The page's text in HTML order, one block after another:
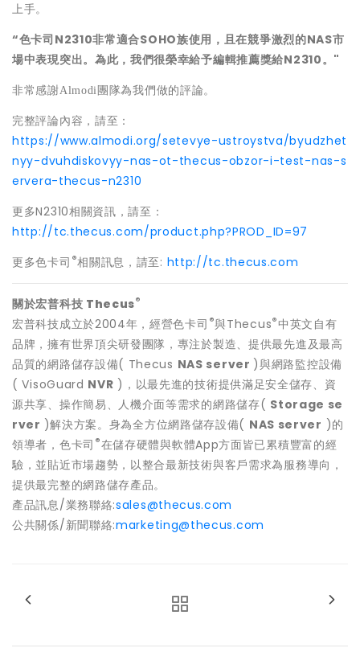
上手。
“色卡司 N2310非常適合SOHO族使用，且在競爭激烈的NAS市
場中表現突出。為此，我們很榮幸給予編輯推薦獎給N2310。 "
非常感謝Almodi團隊為我們做的評論。
完整評論內容，請至：
https://www.almodi.org/setevye-ustroystva/byudzhet
nyy-dvuhdiskovyy-nas-ot-thecus-obzor-i-test-nas-s
ervera-thecus-n2310
更多N2310相關資訊，請至：
http://tc.thecus.com/product.php?PROD_ID=97
更多色卡司 ®相關訊息，請至: http://tc.thecus.com
關於宏普科技 Thecus®
宏普科技成立於2004年，經營色卡司 ®與Thecus®中英文自有
品牌，擁有世界頂尖研發團隊，專注於製造、提供最先進及最高
品質的網路儲存設備( Thecus NAS server )與網路監控設備
(VisoGuard NVR )，以最先進的技術提供滿足安全儲存、資
源共享、操作簡易、人機介面等需求的網路儲存( Storage se
rver )解決方案。身為全方位網路儲存設備( NAS server )的
領導者，色卡司 ®在儲存硬體與軟體App方面皆已累積豐富的經
驗，並貼近市場趨勢，以整合最新技術與客戶需求為服務導向，
提供最完整的網路儲存產品。
產品訊息/業務聯絡:sales@thecus.com
公共關係/新聞聯絡:marketing@thecus.com